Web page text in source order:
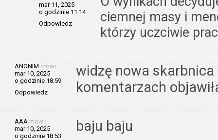
mar 11, 2025
o godzinie 11:14
Odpowiedz
ciemnej masy i
którzy uczciwie
ANONIM mówi:
mar 10, 2025
o godzinie 18:59
Odpowiedz
widzę nowa
komentarzach
AAA mówi:
mar 10, 2025
o godzinie 18:53
baju baju